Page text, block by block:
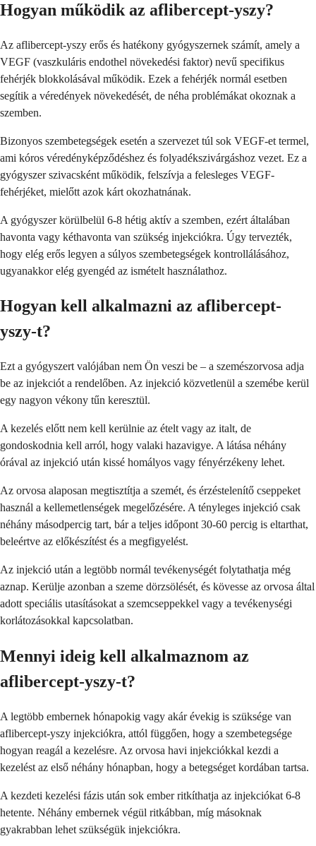
Hogyan működik az aflibercept-yszy?
Az aflibercept-yszy erős és hatékony gyógyszernek számít, amely a
VEGF (vaszkuláris endothel növekedési faktor) nevű specifikus
fehérjék blokkolásával működik. Ezek a fehérjék normál esetben
segítik a véredények növekedését, de néha problémákat okoznak a
szemben.
Bizonyos szembetegségek esetén a szervezet túl sok VEGF-et termel,
ami kóros véredényképződéshez és folyadékszivárgáshoz vezet. Ez a
gyógyszer szivacsként működik, felszívja a felesleges VEGF-
fehérjéket, mielőtt azok kárt okozhatnának.
A gyógyszer körülbelül 6-8 hétig aktív a szemben, ezért általában
havonta vagy kéthavonta van szükség injekciókra. Úgy tervezték,
hogy elég erős legyen a súlyos szembetegségek kontrollálásához,
ugyanakkor elég gyengéd az ismételt használathoz.
Hogyan kell alkalmazni az aflibercept-
yszy-t?
Ezt a gyógyszert valójában nem Ön veszi be – a szemészorvosa adja
be az injekciót a rendelőben. Az injekció közvetlenül a szemébe kerül
egy nagyon vékony tűn keresztül.
A kezelés előtt nem kell kerülnie az ételt vagy az italt, de
gondoskodnia kell arról, hogy valaki hazavigye. A látása néhány
órával az injekció után kissé homályos vagy fényérzékeny lehet.
Az orvosa alaposan megtisztítja a szemét, és érzéstelenítő cseppeket
használ a kellemetlenségek megelőzésére. A tényleges injekció csak
néhány másodpercig tart, bár a teljes időpont 30-60 percig is eltarthat,
beleértve az előkészítést és a megfigyelést.
Az injekció után a legtöbb normál tevékenységét folytathatja még
aznap. Kerülje azonban a szeme dörzsölését, és kövesse az orvosa által
adott speciális utasításokat a szemcseppekkel vagy a tevékenységi
korlátozásokkal kapcsolatban.
Mennyi ideig kell alkalmaznom az
aflibercept-yszy-t?
A legtöbb embernek hónapokig vagy akár évekig is szüksége van
aflibercept-yszy injekciókra, attól függően, hogy a szembetegsége
hogyan reagál a kezelésre. Az orvosa havi injekciókkal kezdi a
kezelést az első néhány hónapban, hogy a betegséget kordában tartsa.
A kezdeti kezelési fázis után sok ember ritkíthatja az injekciókat 6-8
hetente. Néhány embernek végül ritkábban, míg másoknak
gyakrabban lehet szükségük injekciókra.